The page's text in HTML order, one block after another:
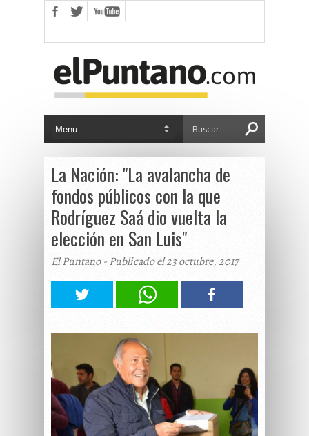
La Nación: "La avalancha de
fondos públicos con la que
Rodríguez Saá dio vuelta la
elección en San Luis"
El Puntano - Publicado el 23 octubre, 2017